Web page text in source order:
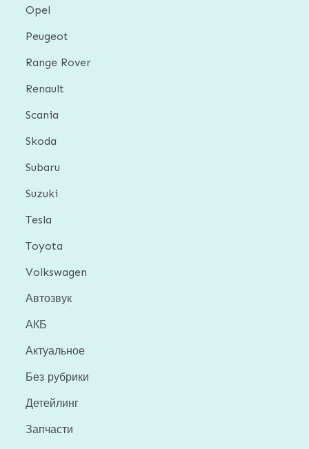
Opel
Peugeot
Range Rover
Renault
Scania
Skoda
Subaru
Suzuki
Tesla
Toyota
Volkswagen
Автозвук
АКБ
Актуальное
Без рубрики
Детейлинг
Запчасти